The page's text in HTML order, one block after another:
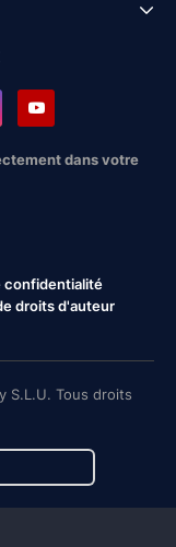
dans votre
confidentialité
droits d'auteur
S.L.U. Tous droits